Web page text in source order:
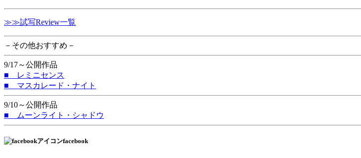
≫≫試写Review一覧
－その他おすすめ－
9/17～公開作品
■ レミニセンス
■ マスカレード・ナイト
9/10～公開作品
■ ムーンライト・シャドウ
facebook